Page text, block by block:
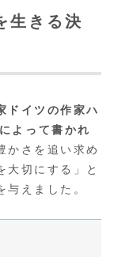
生きる決
ドイツの作家ハ
よって書かれ
かさを追い求め
大切にする」と
えました。